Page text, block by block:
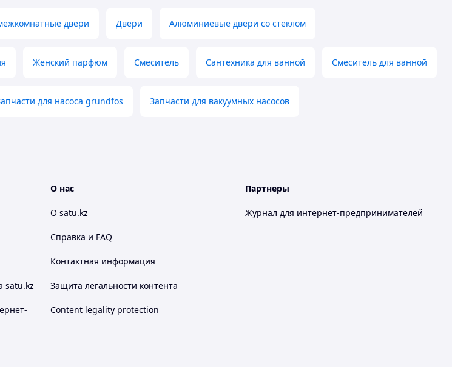
двери Двери Алюминиевые двери со стеклом
Женский парфюм Смеситель Сантехника для ванной Смеситель для ванной
для насоса grundfos Запчасти для вакуумных насосов
satu.kz
О нас
О satu.kz
Справка и FAQ
Контактная информация
Защита легальности контента
Content legality protection
Партнеры
Журнал для интернет-предпринимателей